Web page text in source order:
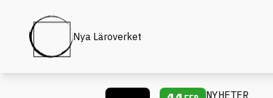
Nya Läroverket
NYHETER